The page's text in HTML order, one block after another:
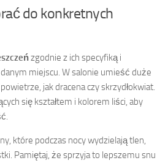
do konkretnych
zgodnie z ich specyfiką i
miejscu. W salonie umieść duże
jak dracena czy skrzydłokwiat.
się kształtem i kolorem liści, aby
które podczas nocy wydzielają tlen,
Pamiętaj, że sprzyja to lepszemu snu